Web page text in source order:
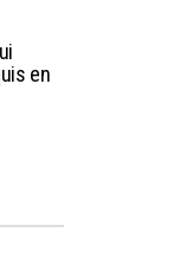
en